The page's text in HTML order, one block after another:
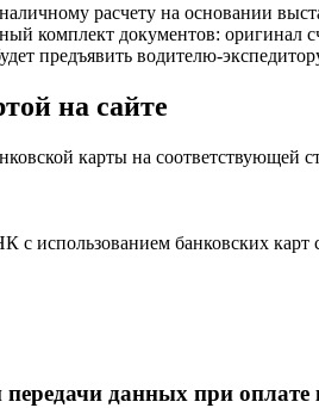
расчету на основании
комплект документов: оригинал
предъявить водителю-
на сайте
карты на соответствующей
использованием банковских
передачи данных при оплате